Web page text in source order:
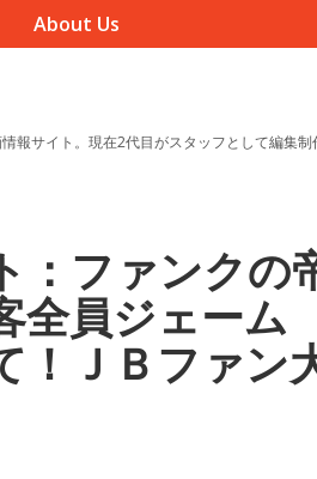
About Us
サイト。現在2代目がスタッフとして編集制
：ファンクの
全員ジェーム
！ＪＢファン